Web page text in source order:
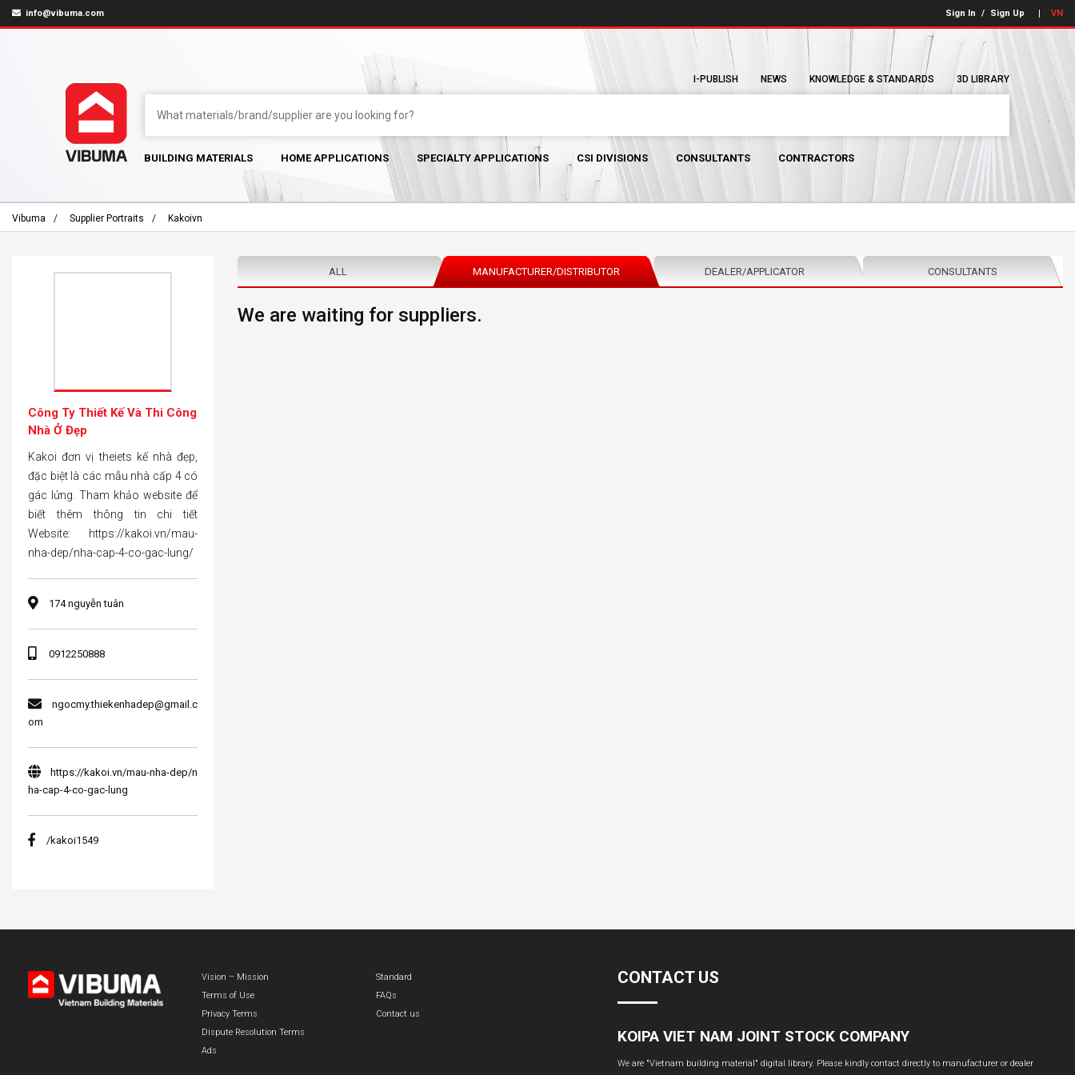
info@vibuma.com Sign In / Sign Up VN
I-PUBLISH NEWS KNOWLEDGE & STANDARDS 3D LIBRARY
BUILDING MATERIALS HOME APPLICATIONS SPECIALTY APPLICATIONS CSI DIVISIONS CONSULTANTS CONTRACTORS
Vibuma Supplier Portraits Kakoivn
ALL MANUFACTURER/DISTRIBUTOR DEALER/APPLICATOR CONSULTANTS
We are waiting for suppliers.
Công Ty Thiết Kế Và Thi Công
Nhà Ở Đẹp
Kakoi đơn vị theiets kế nhà đẹp,
đặc biệt là các mẫu nhà cấp 4 có
gác lửng. Tham khảo website để
biết thêm thông tin chi tiết
Website: https://kakoi.vn/mau-
nha-dep/nha-cap-4-co-gac-lung/
174 nguyễn tuân
0912250888
ngocmy.thiekenhadep@gmail.c
om
https://kakoi.vn/mau-nha-dep/n
ha-cap-4-co-gac-lung
/kakoi1549
Vision – Mission
Terms of Use
Privacy Terms
Dispute Resolution Terms
Ads
Standard
FAQs
Contact us
CONTACT US
KOIPA VIET NAM JOINT STOCK COMPANY
We are "Vietnam building material" digital library. Please kindly contact directly to manufacturer or dealer